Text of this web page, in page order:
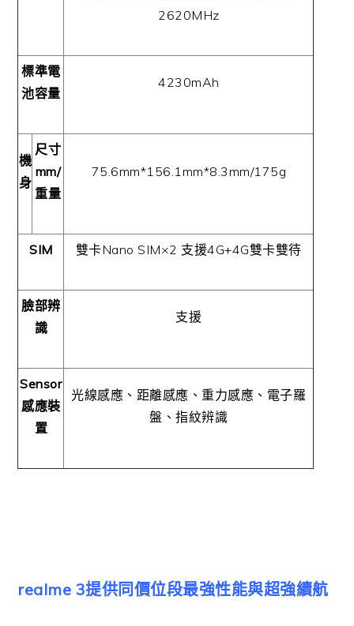
2620MHz
標準電
池容量
4230mAh
機
身
尺寸
mm/
重量
75.6mm*156.1mm*8.3mm/175g
SIM 雙卡Nano SIM×2 支援4G+4G雙卡雙待
臉部辨
識
支援
Sensor
感應裝
置
光線感應、距離感應、重力感應、電子羅
盤、指紋辨識
realme 3提供同價位段最強性能與超強續航